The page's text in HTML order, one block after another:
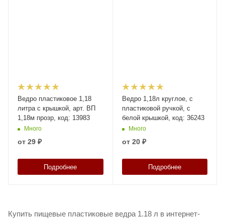
Ведро пластиковое 1,18
литра с крышкой, арт. ВП
1,18м прозр, код: 13983
Много
от 29 ₽
Подробнее
Ведро 1,18л круглое, с
пластиковой ручкой, с
белой крышкой, код: 36243
Много
от 20 ₽
Подробнее
Купить пищевые пластиковые ведра 1.18 л в интернет-